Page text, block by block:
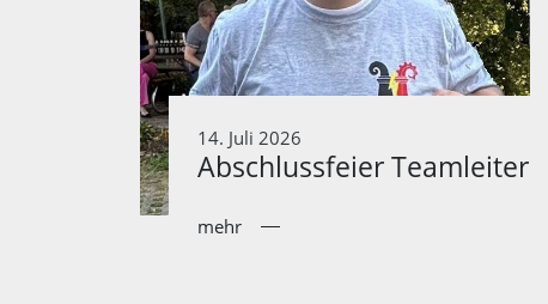
14. Juli 2026
Abschlussfeier Teamleiter
mehr